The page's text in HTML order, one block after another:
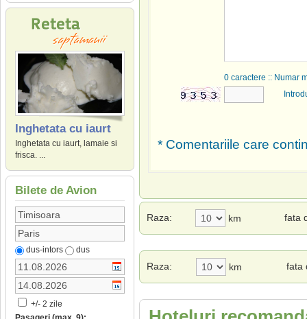
Inghetata cu iaurt
Inghetata cu iaurt, lamaie si
frisca. ...
Bilete de Avion
dus-intors dus
+/- 2 zile
0 caractere :: Numar
* Comentariile care
Raza: km fata
Raza: km fata